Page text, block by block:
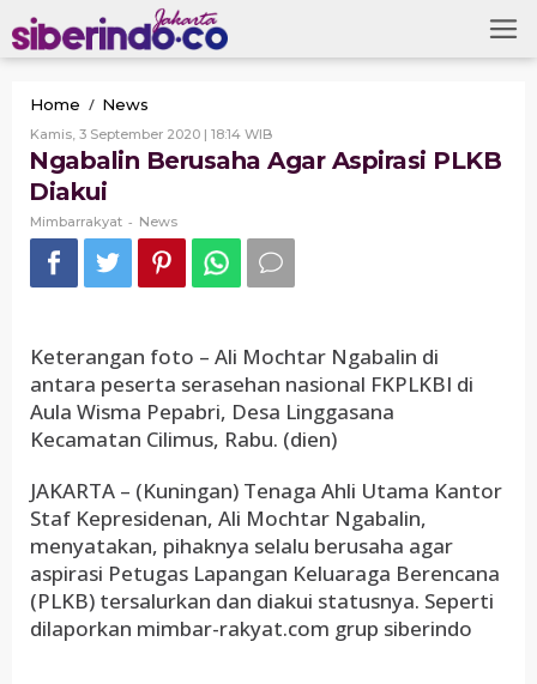
to
content
Home / News
Berusaha
Agar
Aspirasi
Kamis, 3 September 2020 | 18:14 WIBOleh
Mimbarrakyat
Ngabalin Berusaha Agar Aspirasi PLKB
Diakui
Mimbarrakyat - News
Keterangan foto – Ali Mochtar Ngabalin di
antara peserta serasehan nasional FKPLKBI di
Aula Wisma Pepabri, Desa Linggasana
Kecamatan Cilimus, Rabu. (dien)
JAKARTA – (Kuningan) Tenaga Ahli Utama Kantor
Staf Kepresidenan, Ali Mochtar Ngabalin,
menyatakan, pihaknya selalu berusaha agar
aspirasi Petugas Lapangan Keluaraga Berencana
(PLKB) tersalurkan dan diakui statusnya. Seperti
dilaporkan mimbar-rakyat.com grup siberindo